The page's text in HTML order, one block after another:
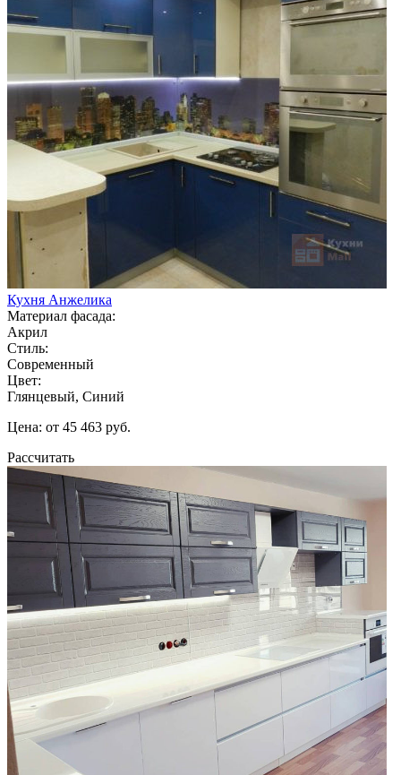
Кухня Анжелика
Материал фасада:
Акрил
Стиль:
Современный
Цвет:
Глянцевый, Синий
Цена: от 45 463 руб.
Рассчитать